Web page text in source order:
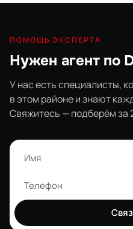
ПОМОЩЬ ЭКСПЕРТА
Нужен агент по
У нас есть специалисты,
в этом районе и знают
Свяжитесь — подберём за